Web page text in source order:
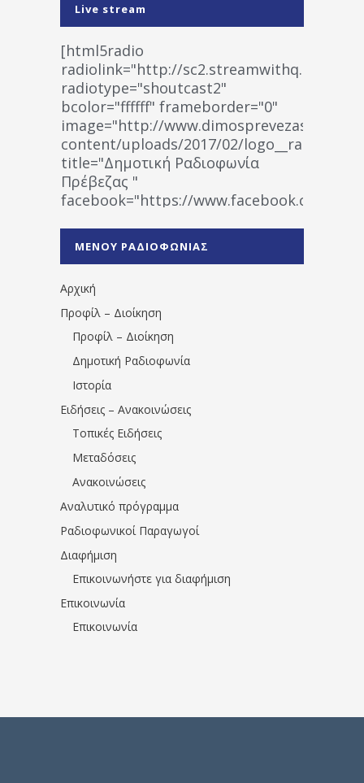
Live stream
[html5radio
radiolink="http://
radiotype="shoutcast2"
bcolor="ffffff" frameborder="0"
image="http://www.dimosprevezas.gr/wp-
content/uploads/2017/02/
title="Δημοτική Ραδιοφωνία
Πρέβεζας "
facebook="https://www.facebook.com/
1531194763766854/" artist="" ]
ΜΕΝΟΥ ΡΑΔΙΟΦΩΝΙΑΣ
Αρχική
Προφίλ – Διοίκηση
Προφίλ – Διοίκηση
Δημοτική Ραδιοφωνία
Ιστορία
Ειδήσεις – Ανακοινώσεις
Τοπικές Ειδήσεις
Μεταδόσεις
Ανακοινώσεις
Αναλυτικό πρόγραμμα
Ραδιοφωνικοί Παραγωγοί
Διαφήμιση
Επικοινωνήστε για διαφήμιση
Επικοινωνία
Επικοινωνία